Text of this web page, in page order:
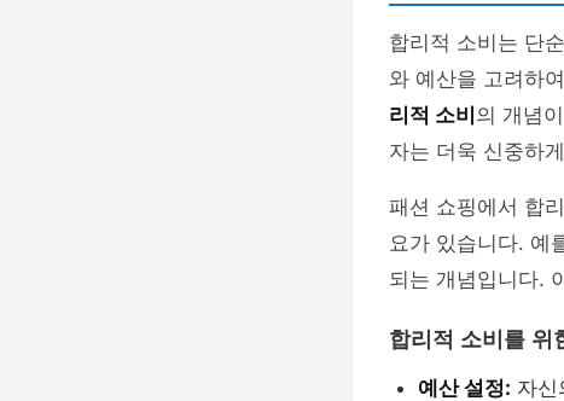
합리적 소비는 단
와 예산을 고려하
리적 소비 의 개념
자는 더욱 신중하
패션 쇼핑에서 합
요가 있습니다. 예
되는 개념입니다.
합리적 소비를 위
예산 설정: 자신